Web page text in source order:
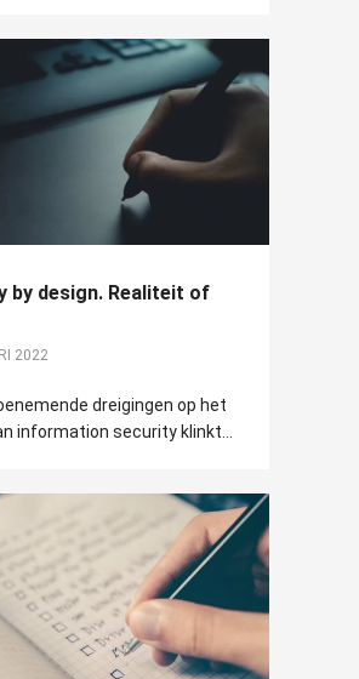
by design. Realiteit of
2022
dreigingen op het
information security klinkt...